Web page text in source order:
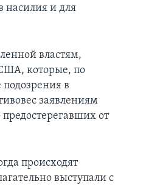
насилия и для
властям,
которые, по
в
заявлениям
от
происходят
выступали с